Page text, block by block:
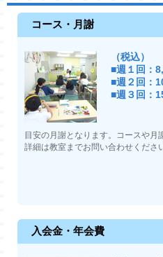
コース・月謝
（税込）
■週１回：
■週２回：
■週３回：
目安の月謝となります。コースや月
詳細は教室までお問い合わせくださ
入会金・年会費